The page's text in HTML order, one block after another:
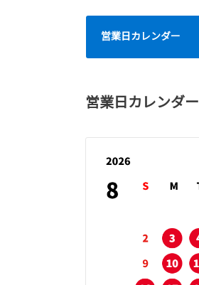
営業日カレンダー
営業日カレンダー